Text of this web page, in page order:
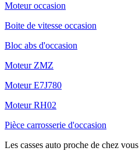
Moteur occasion
Boite de vitesse occasion
Bloc abs d'occasion
Moteur ZMZ
Moteur E7J780
Moteur RH02
Pièce carrosserie d'occasion
Les casses auto proche de chez vous